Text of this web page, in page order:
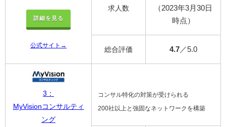
詳細を見る
公式サイト→
求人数
（2023年3月30日
時点）
総合評価 4.7／5.0
3：
MyVisionコンサルティ
ング
コンサル特化の対策が受けられる
200社以上と強固なネットワークを構築